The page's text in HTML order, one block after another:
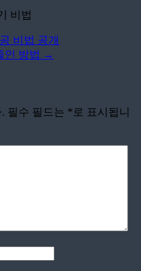
비법
비법 공개
인 방법 →
필수 필드는 * 로 표시됩니